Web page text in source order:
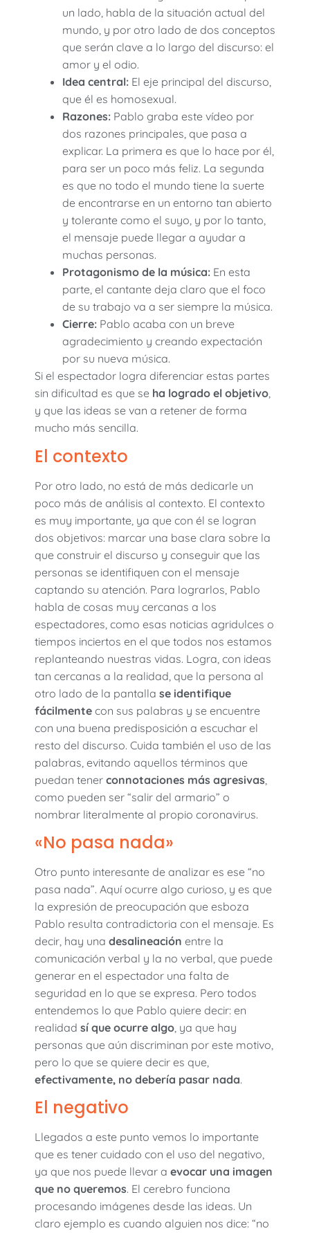
un lado, habla de la situación actual del
mundo, y por otro lado de dos conceptos
que serán clave a lo largo del discurso: el
amor y el odio.
Idea central: El eje principal del discurso,
que él es homosexual.
Razones: Pablo graba este vídeo por
dos razones principales, que pasa a
explicar. La primera es que lo hace por él,
para ser un poco más feliz. La segunda
es que no todo el mundo tiene la suerte
de encontrarse en un entorno tan abierto
y tolerante como el suyo, y por lo tanto,
el mensaje puede llegar a ayudar a
muchas personas.
Protagonismo de la música: En esta
parte, el cantante deja claro que el foco
de su trabajo va a ser siempre la música.
Cierre: Pablo acaba con un breve
agradecimiento y creando expectación
por su nueva música.
Si el espectador logra diferenciar estas partes
sin dificultad es que se ha logrado el objetivo,
y que las ideas se van a retener de forma
mucho más sencilla.
El contexto
Por otro lado, no está de más dedicarle un
poco más de análisis al contexto. El contexto
es muy importante, ya que con él se logran
dos objetivos: marcar una base clara sobre la
que construir el discurso y conseguir que las
personas se identifiquen con el mensaje
captando su atención. Para lograrlos, Pablo
habla de cosas muy cercanas a los
espectadores, como esas noticias agridulces o
tiempos inciertos en el que todos nos estamos
replanteando nuestras vidas. Logra, con ideas
tan cercanas a la realidad, que la persona al
otro lado de la pantalla se identifique
fácilmente con sus palabras y se encuentre
con una buena predisposición a escuchar el
resto del discurso. Cuida también el uso de las
palabras, evitando aquellos términos que
puedan tener connotaciones más agresivas
como pueden ser “salir del armario” o
nombrar literalmente al propio coronavirus.
«No pasa nada»
Otro punto interesante de analizar es ese “no
pasa nada”. Aquí ocurre algo curioso, y es que
la expresión de preocupación que esboza
Pablo resulta contradictoria con el mensaje. Es
decir, hay una desalineación entre la
comunicación verbal y la no verbal, que puede
generar en el espectador una falta de
seguridad en lo que se expresa. Pero todos
entendemos lo que Pablo quiere decir: en
realidad sí que ocurre algo, ya que hay
personas que aún discriminan por este motivo,
pero lo que se quiere decir es que,
efectivamente, no debería pasar nada.
El negativo
Llegados a este punto vemos lo importante
que es tener cuidado con el uso del negativo,
ya que nos puede llevar a evocar una imagen
que no queremos. El cerebro funciona
procesando imágenes desde las ideas. Un
claro ejemplo es cuando alguien nos dice: “no